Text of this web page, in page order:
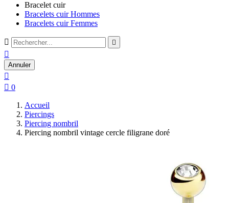
Bracelet cuir
Bracelets cuir Hommes
Bracelets cuir Femmes
 

Annuler

 0
Accueil
Piercings
Piercing nombril
Piercing nombril vintage cercle filigrane doré